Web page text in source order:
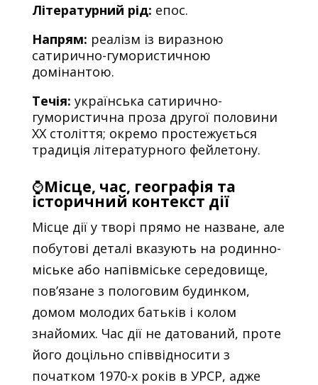
Літературний рід: епос.
Напрям: реалізм із виразною
сатирично-гумористичною
домінантою.
Течія: українська сатирично-
гумористична проза другої половини
XX століття; окремо простежується
традиція літературного фейлетону.
⌚Місце, час, географія та
історичний контекст дії
Місце дії у творі прямо не назване, але
побутові деталі вказують на родинно-
міське або напівміське середовище,
пов’язане з пологовим будинком,
домом молодих батьків і колом
знайомих. Час дії не датований, проте
його доцільно співвідносити з
початком 1970-х років в УРСР, адже